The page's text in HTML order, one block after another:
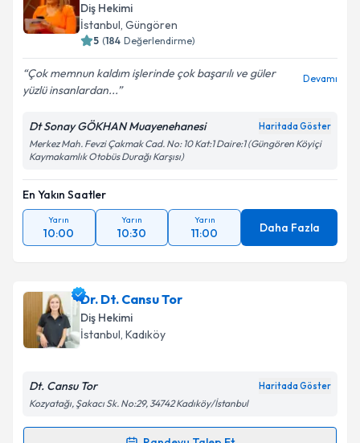
Diş Hekimi
İstanbul, Güngören
5 (184 Değerlendirme)
Çok memnun kaldım işlerinde çok başarılı ve güler
yüzlü insanlardan...
Devamı
Dt Sonay GÖKHAN Muayenehanesi Haritada Göster
Merkez Mah. Fevzi Çakmak Cad. No: 10 Kat:1 Daire:1 (Güngören Köyiçi
Kaymakamlık Otobüs Durağı Karşısı)
En Yakın Saatler
Yarın
10:00
Yarın
10:30
Yarın
11:00 Daha Fazla
Dr. Dt. Cansu Tor
Diş Hekimi
İstanbul, Kadıköy
Dt. Cansu Tor Haritada Göster
Kozyatağı, Şakacı Sk. No:29, 34742 Kadıköy/İstanbul